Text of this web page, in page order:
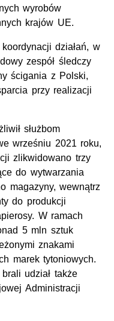
wyrobów
krajów UE.
działań, w
zespół śledczy
ścigania z Polski,
przy realizacji
służbom
wrześniu 2021 roku,
zlikwidowano trzy
do wytwarzania
magazyny, wewnątrz
do produkcji
W ramach
5 mln sztuk
znakami
marek tytoniowych.
udział także
Administracji